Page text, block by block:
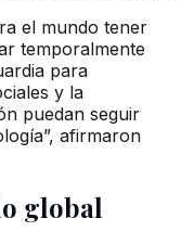
el mundo tener
temporalmente
para
y la
puedan seguir
afirmaron
global